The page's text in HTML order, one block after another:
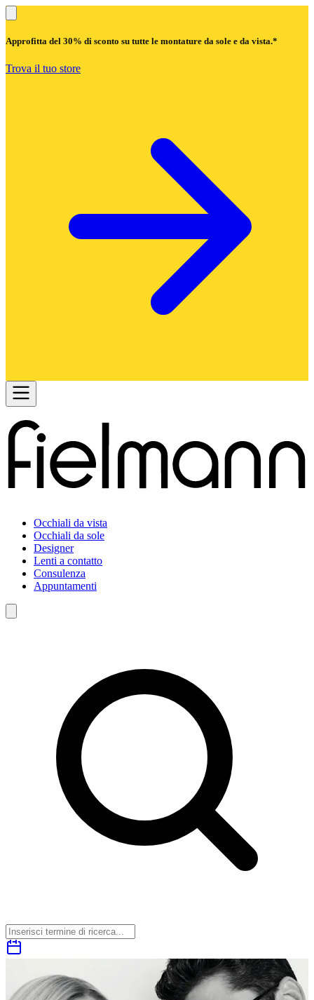
Approfitta del 30% di sconto su tutte le montature da sole e da vista.*
Trova il tuo store
Occhiali da vista
Occhiali da sole
Designer
Lenti a contatto
Consulenza
Appuntamenti